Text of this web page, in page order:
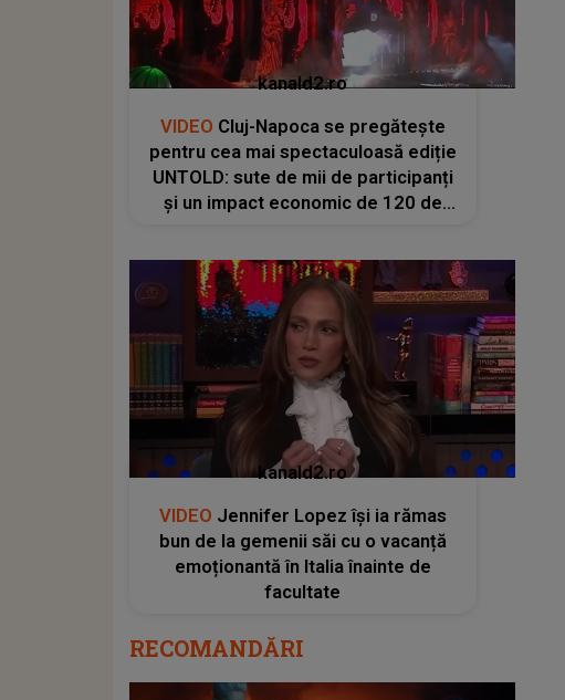
kanald2.ro
VIDEO Cluj-Napoca se pregătește
pentru cea mai spectaculoasă ediție
UNTOLD: sute de mii de participanți
și un impact economic de 120 de
kanald2.ro
VIDEO Jennifer Lopez își ia rămas
bun de la gemenii săi cu o vacanță
emoționantă în Italia înainte de
facultate
RECOMANDĂRI